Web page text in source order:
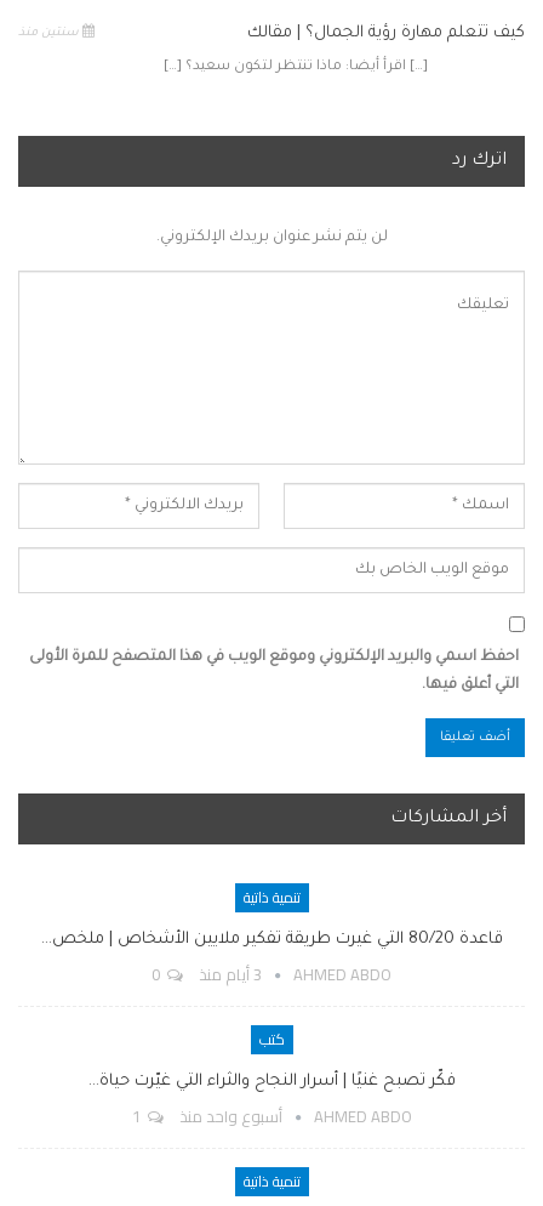
كيف تتعلم مهارة رؤية الجمال؟ | مقالك سنتين منذ
[…] اقرأ أيضا: ماذا تنتظر لتكون سعيد؟ […]
اترك رد
لن يتم نشر عنوان بريدك الإلكتروني.
احفظ اسمي والبريد الإلكتروني وموقع الويب في هذا المتصفح للمرة الأولى
التي أعلق فيها.
أخر المشاركات
تنمية ذاتية
قاعدة 80/20 التي غيرت طريقة تفكير ملايين الأشخاص | ملخص…
AHMED ABDO 3 أيام منذ
كتب
فكّر تصبح غنيًا | أسرار النجاح والثراء التي غيّرت حياة…
AHMED ABDO أسبوع واحد منذ
تنمية ذاتية